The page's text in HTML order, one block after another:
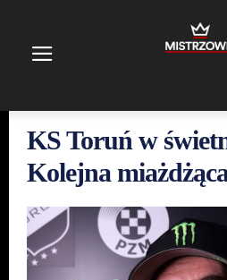
KS Toruń w
Kolejna